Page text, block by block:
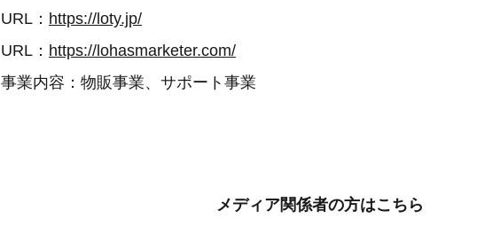
URL： https://loty.jp/
URL： https://lohasmarketer.com/
事業内容：物販事業、サポート事業
メディア関係者の方はこちら